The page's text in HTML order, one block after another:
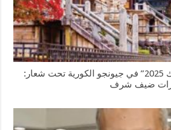
31 أكتوبر… إنطلاق “أبيك 2025” في جيونجو الكورية تحت شعار:
ضيف شرف